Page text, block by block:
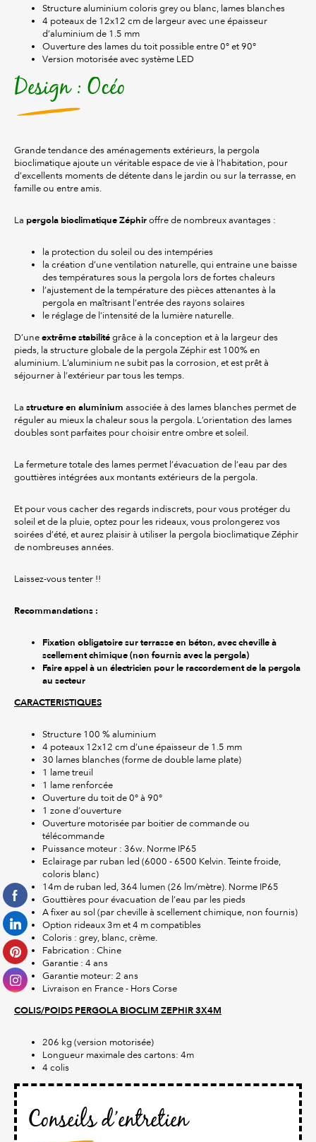
Structure aluminium coloris grey ou blanc, lames blanches
4 poteaux de 12x12 cm de largeur avec une épaisseur
d’aluminium de 1.5 mm
Ouverture des lames du toit possible entre 0° et 90°
Version motorisée avec système LED
Design : Océo
Grande tendance des aménagements extérieurs, la pergola
bioclimatique ajoute un véritable espace de vie à l’habitation, pour
d’excellents moments de détente dans le jardin ou sur la terrasse, en
famille ou entre amis.
La pergola bioclimatique Zéphir offre de nombreux avantages :
la protection du soleil ou des intempéries
la création d’une ventilation naturelle, qui entraine une baisse
des températures sous la pergola lors de fortes chaleurs
l’ajustement de la température des pièces attenantes à la
pergola en maîtrisant l’entrée des rayons solaires
le réglage de l’intensité de la lumière naturelle.
D’une extrême stabilité grâce à la conception et à la largeur des
pieds, la structure globale de la pergola Zéphir est 100% en
aluminium. L’aluminium ne subit pas la corrosion, et est prêt à
séjourner à l’extérieur par tous les temps.
La structure en aluminium associée à des lames blanches permet de
réguler au mieux la chaleur sous la pergola. L’orientation des lames
doubles sont parfaites pour choisir entre ombre et soleil.
La fermeture totale des lames permet l’évacuation de l’eau par des
gouttières intégrées aux montants extérieurs de la pergola.
Et pour vous cacher des regards indiscrets, pour vous protéger du
soleil et de la pluie, optez pour les rideaux, vous prolongerez vos
soirées d’été, et aurez plaisir à utiliser la pergola bioclimatique Zéphir
de nombreuses années.
Laissez-vous tenter !!
Recommandations :
Fixation obligatoire sur terrasse en béton, avec cheville à
scellement chimique (non fournis avec la pergola)
Faire appel à un électricien pour le raccordement de la pergola
au secteur
CARACTERISTIQUES
Structure 100 % aluminium
4 poteaux 12x12 cm d’une épaisseur de 1.5 mm
30 lames blanches (forme de double lame plate)
1 lame treuil
1 lame renforcée
Ouverture du toit de 0° à 90°
1 zone d’ouverture
Ouverture motorisée par boitier de commande ou
télécommande
Puissance moteur : 36w. Norme IP65
Eclairage par ruban led (6000 - 6500 Kelvin. Teinte froide,
coloris blanc)
14m de ruban led, 364 lumen (26 lm/mètre). Norme IP65
Gouttières pour évacuation de l’eau par les pieds
A fixer au sol (par cheville à scellement chimique, non fournis)
Option rideaux 3m et 4 m compatibles
Coloris : grey, blanc, crème.
Fabrication : Chine
Garantie : 4 ans
Garantie moteur: 2 ans
Livraison en France - Hors Corse
COLIS/POIDS PERGOLA BIOCLIM ZEPHIR 3X4M
206 kg (version motorisée)
Longueur maximale des cartons: 4m
4 colis
Conseils d’entretien